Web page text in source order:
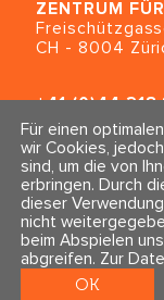
ZENTRUM
CH - 8004
+41 (0)44 218
Kontakt & Info
Newsletter
Impressum &
AGBs
Für einen
wir Cookies,
sind, um die von
erbringen. Durch
dieser
nicht
beim Abspielen
abgreifen. Zur
OK